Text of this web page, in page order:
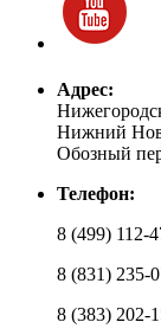
Адрес:
Нижний
Обозный
Телефон:
8 (499) 112-
8 (831) 235-
8 (383) 202-